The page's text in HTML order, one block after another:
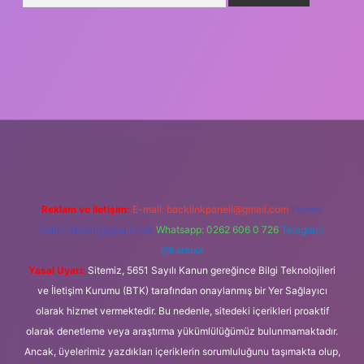
Reklam ve İletişim: E-mail: backlinkpaneli@gmail.com Teams:
forumhizmeti@gmail.com Whatsapp: 0262 606 0 726 Telegram:
@karabul
Yasal Uyarı: Sitemiz, 5651 Sayılı Kanun gereğince Bilgi Teknolojileri
ve İletişim Kurumu (BTK) tarafından onaylanmış bir Yer Sağlayıcı
olarak hizmet vermektedir. Bu nedenle, sitedeki içerikleri proaktif
olarak denetleme veya araştırma yükümlülüğümüz bulunmamaktadır.
Ancak, üyelerimiz yazdıkları içeriklerin sorumluluğunu taşımakta olup,